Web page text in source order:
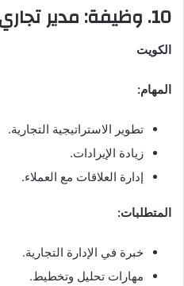
10. وظيفة: مدير تجاري
الكويت
المهام:
تطوير الاستراتيجية التجارية.
زيادة الإيرادات.
إدارة العلاقات مع العملاء.
المتطلبات:
خبرة في الإدارة التجارية.
مهارات تحليل وتخطيط.